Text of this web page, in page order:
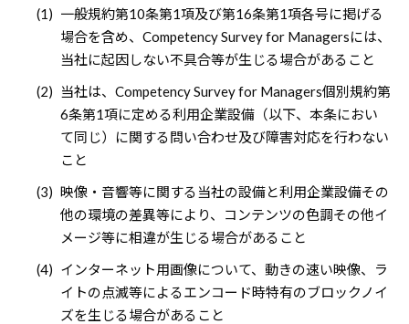
(1) 一般規約第10条第1項及び第16条第1項各号に掲げる
場合を含め、Competency Survey for Managersには、
当社に起因しない不具合等が生じる場合があること
(2)
当社は、Competency Survey for Managers個別規約第
6条第1項に定める利用企業設備（以下、本条におい
て同じ）に関する問い合わせ及び障害対応を行わない
こと
(3) 映像・音響等に関する当社の設備と利用企業設備その
他の環境の差異等により、コンテンツの色調その他イ
メージ等に相違が生じる場合があること
(4) インターネット用画像について、動きの速い映像、ラ
イトの点滅等によるエンコード時特有のブロックノイ
ズを生じる場合があること